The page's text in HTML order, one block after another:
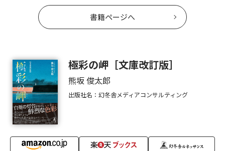
書籍ページへ
極彩の岬［文庫改訂版］
熊坂 俊太郎
出版社名：幻冬舎メディアコンサルティング